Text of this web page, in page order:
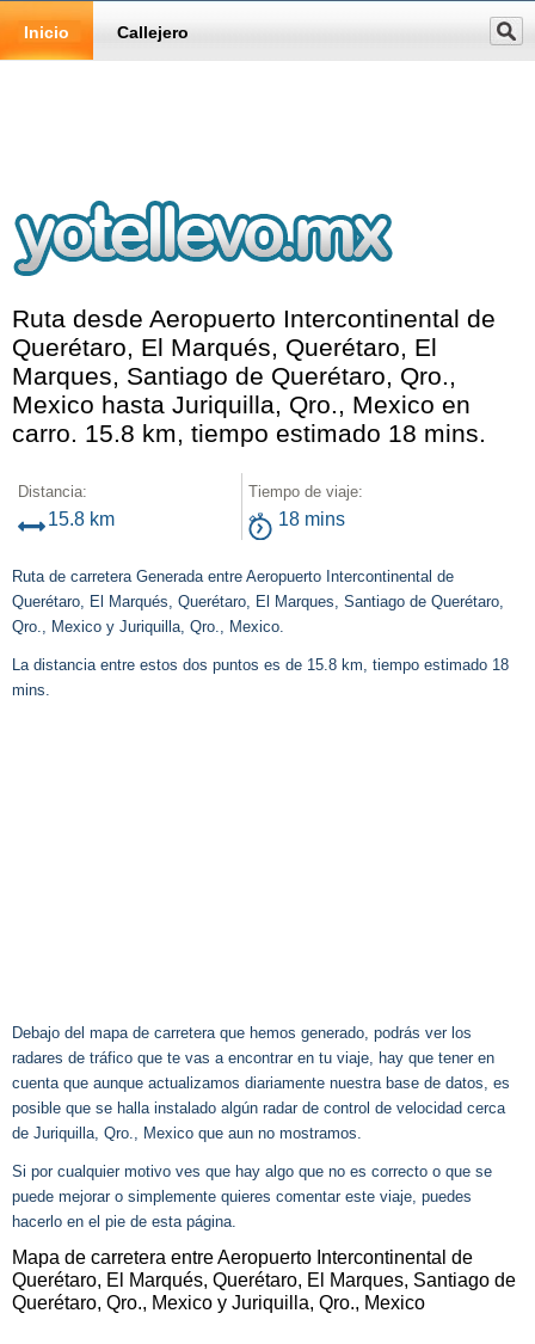
Inicio Callejero
Ruta desde Aeropuerto Intercontinental de
Querétaro, El Marqués, Querétaro, El
Marques, Santiago de Querétaro, Qro.,
Mexico hasta Juriquilla, Qro., Mexico en
carro. 15.8 km, tiempo estimado 18 mins.
Distancia:
15.8 km
Tiempo de viaje:
18 mins
Ruta de carretera Generada entre Aeropuerto Intercontinental de
Querétaro, El Marqués, Querétaro, El Marques, Santiago de Querétaro,
Qro., Mexico y Juriquilla, Qro., Mexico.
La distancia entre estos dos puntos es de 15.8 km, tiempo estimado 18
mins.
Debajo del mapa de carretera que hemos generado, podrás ver los
radares de tráfico que te vas a encontrar en tu viaje, hay que tener en
cuenta que aunque actualizamos diariamente nuestra base de datos, es
posible que se halla instalado algún radar de control de velocidad cerca
de Juriquilla, Qro., Mexico que aun no mostramos.
Si por cualquier motivo ves que hay algo que no es correcto o que se
puede mejorar o simplemente quieres comentar este viaje, puedes
hacerlo en el pie de esta página.
Mapa de carretera entre Aeropuerto Intercontinental de
Querétaro, El Marqués, Querétaro, El Marques, Santiago de
Querétaro, Qro., Mexico y Juriquilla, Qro., Mexico